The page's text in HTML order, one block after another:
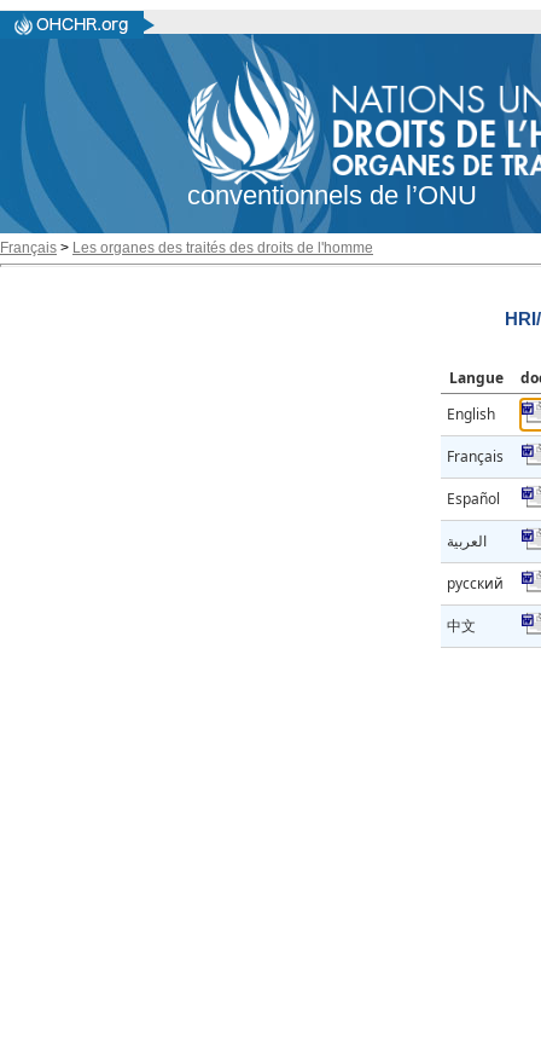
conventionnels de l’ONU
Français > Les organes des traités des droits de l'homme
Langue
English
Français
Español
العربية
русский
中文